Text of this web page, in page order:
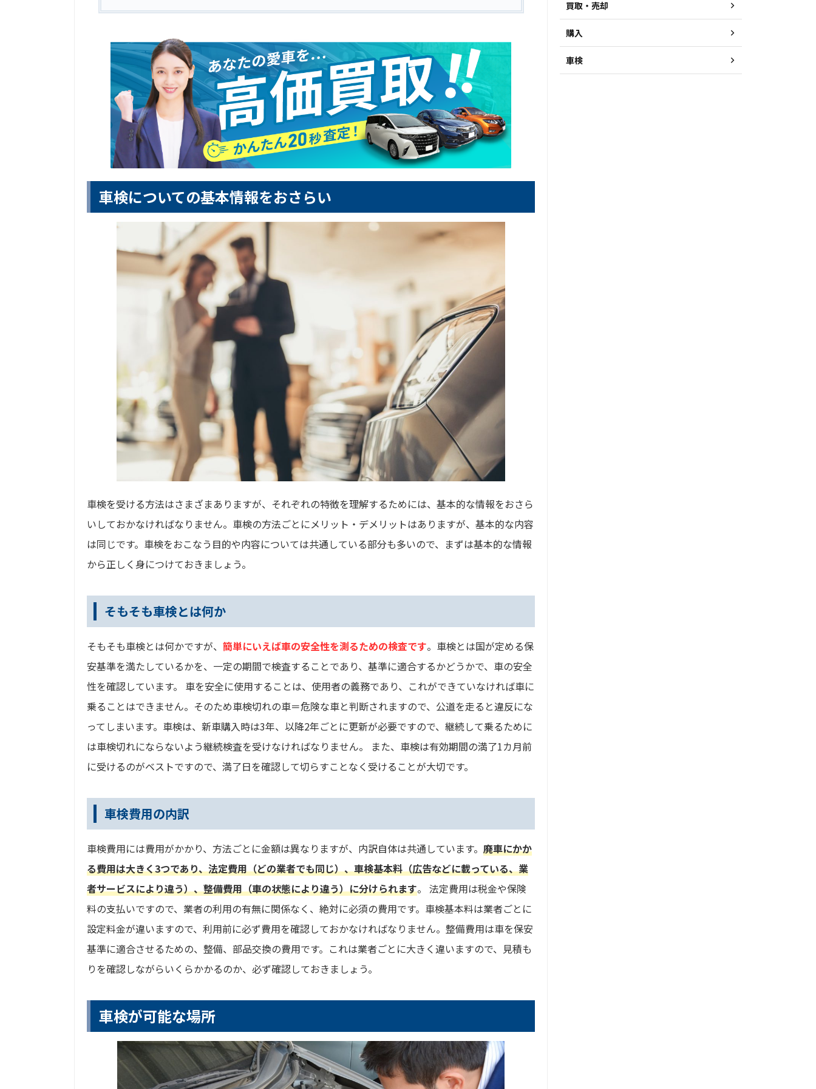
車検についての基本情報をおさらい
車検を受ける方法はさまざまありますが、それぞれの特徴を理解するためには、基本的な情報をおさら
いしておかなければなりません。車検の方法ごとにメリット・デメリットはありますが、基本的な内容
は同じです。車検をおこなう目的や内容については共通している部分も多いので、まずは基本的な情報
から正しく身につけておきましょう。
そもそも車検とは何か
そもそも車検とは何かですが、 簡単にいえば車の安全性を測るための検査です。車検とは国が定める保
安基準を満たしているかを、一定の期間で検査することであり、基準に適合するかどうかで、車の安全
性を確認しています。 車を安全に使用することは、使用者の義務であり、これができていなければ車に
乗ることはできません。そのため車検切れの車＝危険な車と判断されますので、公道を走ると違反にな
ってしまいます。車検は、新車購入時は3年、以降2年ごとに更新が必要ですので、継続して乗るために
は車検切れにならないよう継続検査を受けなければなりません。 また、車検は有効期間の満了1カ月前
に受けるのがベストですので、満了日を確認して切らすことなく受けることが大切です。
車検費用の内訳
車検費用には費用がかかり、方法ごとに金額は異なりますが、内訳自体は共通しています。 廃車にかか
る費用は大きく3つであり、法定費用（どの業者でも同じ）、車検基本料（広告などに載っている、業
者サービスにより違う）、整備費用（車の状態により違う）に分けられます。 法定費用は税金や保険
料の支払いですので、業者の利用の有無に関係なく、絶対に必須の費用です。車検基本料は業者ごとに
設定料金が違いますので、利用前に必ず費用を確認しておかなければなりません。整備費用は車を保安
基準に適合させるための、整備、部品交換の費用です。これは業者ごとに大きく違いますので、見積も
りを確認しながらいくらかかるのか、必ず確認しておきましょう。
車検が可能な場所
買取・売却
購入
車検